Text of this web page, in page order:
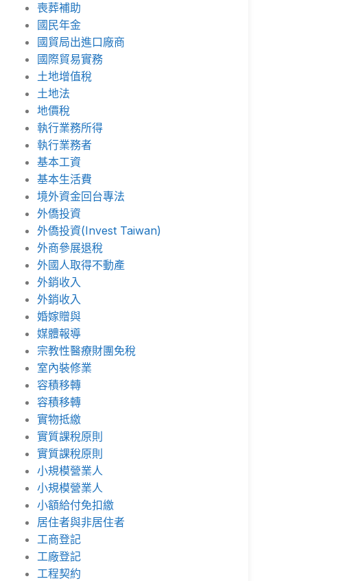
喪葬補助
國民年金
國貿局出進口廠商
國際貿易實務
土地增值稅
土地法
地價稅
執行業務所得
執行業務者
基本工資
基本生活費
境外資金回台專法
外僑投資
外僑投資(Invest Taiwan)
外商參展退稅
外國人取得不動產
外銷收入
外銷收入
婚嫁贈與
媒體報導
宗教性醫療財團免稅
室內裝修業
容積移轉
容積移轉
實物抵繳
實質課稅原則
實質課稅原則
小規模營業人
小規模營業人
小額給付免扣繳
居住者與非居住者
工商登記
工廠登記
工程契約